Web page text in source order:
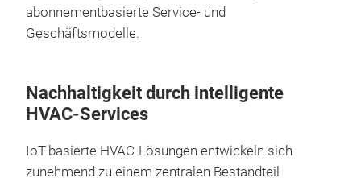
abonnementbasierte Service- und
Geschäftsmodelle.
Nachhaltigkeit durch intelligente
HVAC-Services
IoT-basierte HVAC-Lösungen entwickeln sich
zunehmend zu einem zentralen Bestandteil